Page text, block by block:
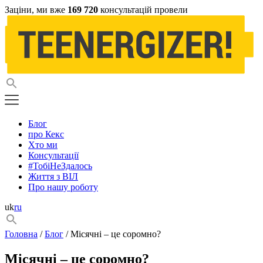
Заціни, ми вже 169 720 консультацій провели
Блог
про Кекс
Хто ми
Консультації
#ТобіНеЗдалось
Життя з ВІЛ
Про нашу роботу
ukru
Головна /Блог / Місячні – це соромно?
Місячні – це соромно?